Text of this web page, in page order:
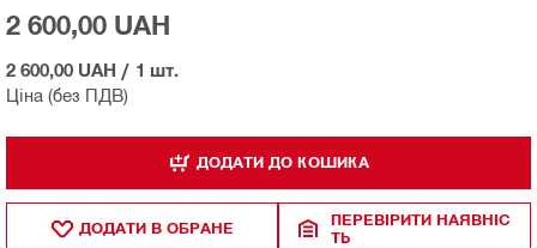
Ціна (без ПДВ)
2 600,00 UAH
2 600,00 UAH / 1 шт.
ДОДАТИ ДО КОШИКА
ДОДАТИ В ОБРАНЕ
ПЕРЕВІРИТИ НАЯВНІС
ТЬ